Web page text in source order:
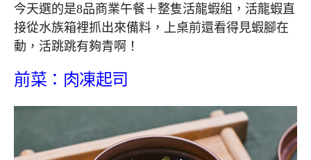
今天選的是8品商業午餐＋整隻活龍蝦組，活龍蝦直
接從水族箱裡抓出來備料，上桌前還看得見蝦腳在
動，活跳跳有夠青啊！
前菜：肉凍起司